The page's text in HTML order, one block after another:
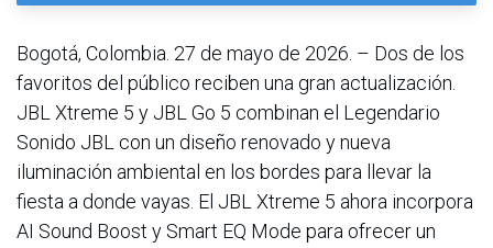
Bogotá, Colombia. 27 de mayo de 2026. – Dos de los
favoritos del público reciben una gran actualización.
JBL Xtreme 5 y JBL Go 5 combinan el Legendario
Sonido JBL con un diseño renovado y nueva
iluminación ambiental en los bordes para llevar la
fiesta a donde vayas. El JBL Xtreme 5 ahora incorpora
AI Sound Boost y Smart EQ Mode para ofrecer un